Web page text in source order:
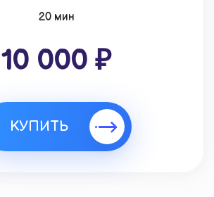
20 мин
10 000 ₽
КУПИТЬ